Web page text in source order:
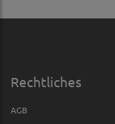
Rechtliches
AGB